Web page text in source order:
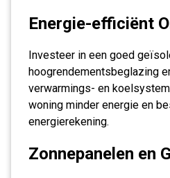
Energie-efficiënt
Investeer in een goed
hoogrendementsbeglazing
verwarmings- en
woning minder energie en
energierekening.
Zonnepanelen en